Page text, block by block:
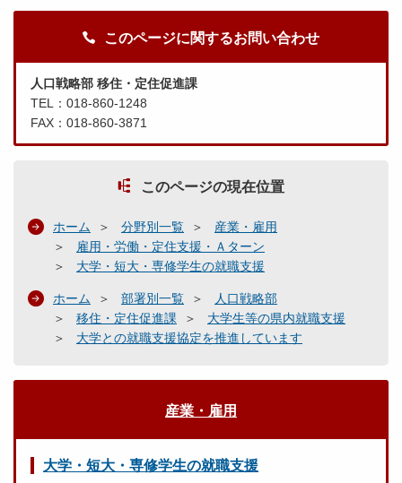
このページに関するお問い合わせ
人口戦略部 移住・定住促進課
TEL：018-860-1248
FAX：018-860-3871
このページの現在位置
ホーム 分野別一覧
産業・雇用
雇用・労働・定住支援・Ａターン
大学・短大・専修学生の就職支援
ホーム 部署別一覧
人口戦略部
移住・定住促進課
大学生等の県内就職支援
大学との就職支援協定を推進しています
産業・雇用
大学・短大・専修学生の就職支援